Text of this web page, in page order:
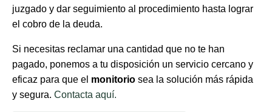
juzgado y dar seguimiento al procedimiento hasta lograr
el cobro de la deuda.
Si necesitas reclamar una cantidad que no te han
pagado, ponemos a tu disposición un servicio cercano y
eficaz para que el monitorio sea la solución más rápida
y segura. Contacta aquí.